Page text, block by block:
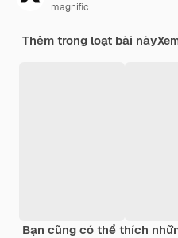
magnific
Thêm trong loạt bài này
Bạn cũng có thể thích